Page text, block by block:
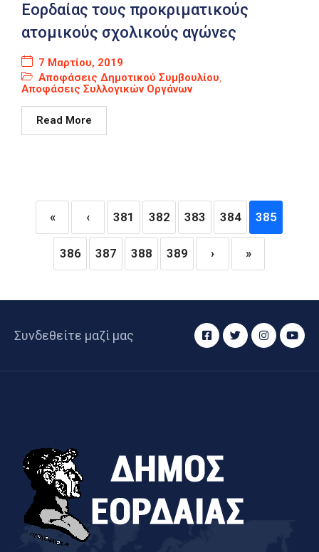
Εορδαίας τους προκριματικούς
ατομικούς σχολικούς αγώνες
7 Μαρτίου, 2019
Αποφάσεις Δημοτικού Συμβουλίου,
Αποφάσεις Συλλογικών Οργάνων
Read More
« ‹ 381 382 383 384 385
386 387 388 389 › »
Συνδεθείτε μαζί μας